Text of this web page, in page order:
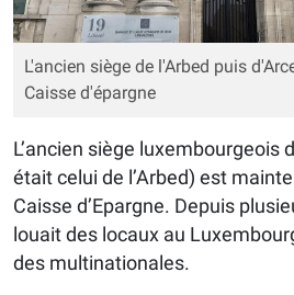
L'ancien siège de l'Arbed puis
Caisse d'épargne
L’ancien siège luxembourgeois
était celui de l’Arbed) est
Caisse d’Epargne. Depuis
louait des locaux au
des multinationales.